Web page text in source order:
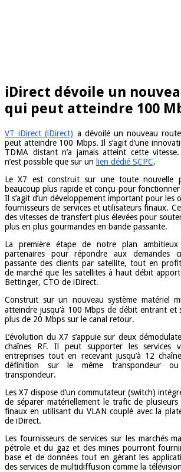
iDirect dévoile un
qui peut atteindre 100
VT iDirect (iDirect) a dévoilé un nouveau
peut atteindre 100 Mbps. Il s’agit d’une
TDMA distant n’a jamais atteint cette vitesse.
n’est possible que sur un lien dédié SCPC.
Le X7 est construit sur une toute nouvelle
beaucoup plus rapide et conçu pour
Il s’agit d’un développement important pour les
fournisseurs de services et utilisateurs finaux.
des vitesses de transfert plus élevées pour
plus en plus gourmandes en bande passante.
La première étape de notre plan
partenaires pour répondre aux demandes
passante des clients par satellite, tout en
de marché que les satellites à haut débit
Bettinger, CTO de iDirect.
Construit sur un nouveau système matériel
atteindre jusqu’à 100 Mbps de débit entrant et
plus de 20 Mbps sur le canal retour.
L’évolution du X7 s’appuie sur deux
chaînes RF. Il peut supporter les
entreprises tout en recevant jusqu’à 12
définition sur le même transpondeur
transpondeur.
Les X7 dispose d’un commutateur (switch)
de séparer matériellement le trafic de plusieurs
finaux en utilisant du VLAN couplé avec la
de iDirect.
Les fournisseurs de services sur les marchés
pétrole et du gaz et des mines pourront
base et de données tout en gérant les
des services de multidiffusion comme la